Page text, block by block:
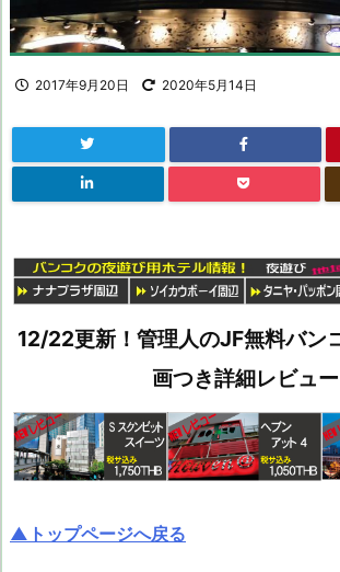
2017年9月20日 2020年5月14日
12/22更新！管理人のJF無料バン
画つき詳細レビュー
▲トップページへ戻る